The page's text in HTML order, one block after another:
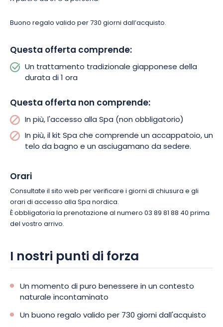
Buono regalo valido per 730 giorni dall’acquisto.
Questa offerta comprende:
Un trattamento tradizionale giapponese della
durata di 1 ora
Questa offerta non comprende:
In più, l'accesso alla Spa (non obbligatorio)
In più, il kit Spa che comprende un accappatoio, un
telo da bagno e un asciugamano da sedere.
Orari
Consultate il sito web per verificare i giorni di chiusura e gli
orari di accesso alla Spa nordica.
È obbligatoria la prenotazione al numero 03 89 81 88 40 prima
del vostro arrivo.
I nostri punti di forza
Un momento di puro benessere in un contesto
naturale incontaminato
Un buono regalo valido per 730 giorni dall'acquisto